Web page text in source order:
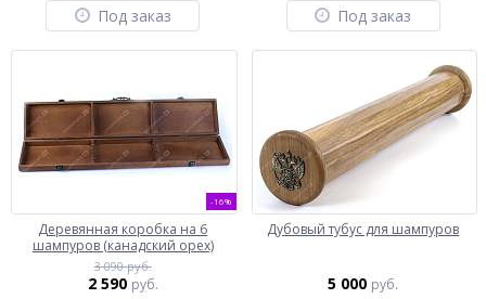
Под заказ Под заказ
-16%
Деревянная коробка на 6
шампуров (канадский орех)
3 090 руб.
2 590 руб.
Дубовый тубус для шампуров
5 000 руб.